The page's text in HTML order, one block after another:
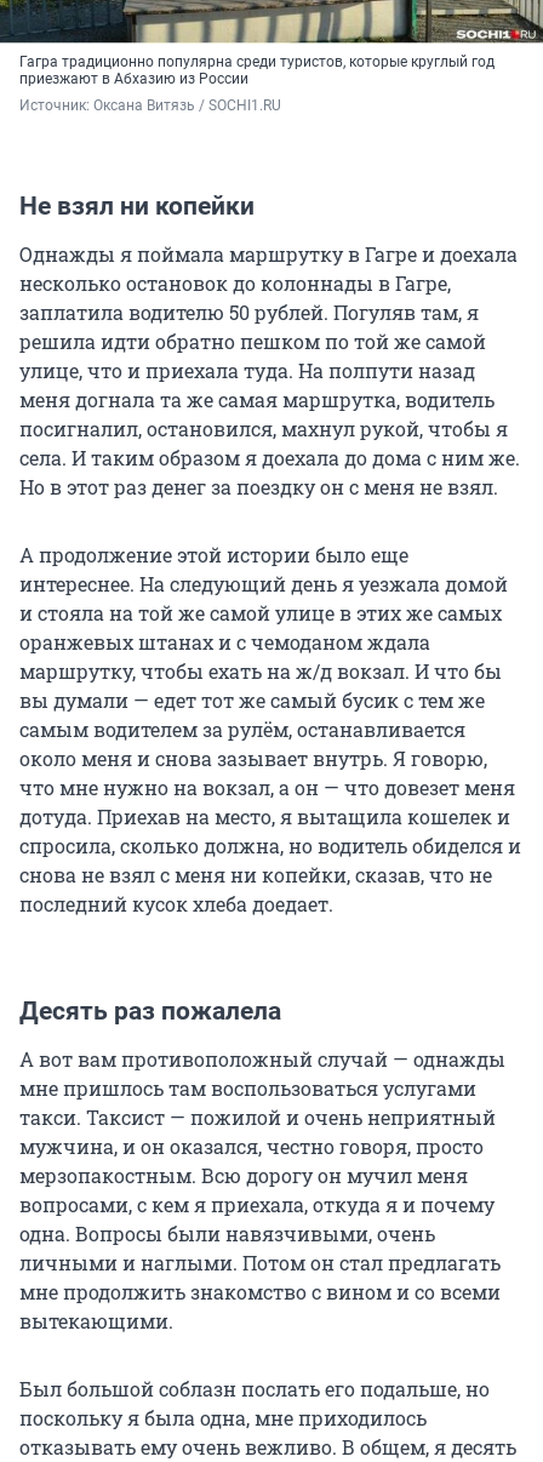
Гагра традиционно популярна среди туристов, которые круглый год
приезжают в Абхазию из России
Источник: Оксана Витязь / SOCHI1.RU
Не взял ни копейки
Однажды я поймала маршрутку в Гагре и доехала
несколько остановок до колоннады в Гагре,
заплатила водителю 50 рублей. Погуляв там, я
решила идти обратно пешком по той же самой
улице, что и приехала туда. На полпути назад
меня догнала та же самая маршрутка, водитель
посигналил, остановился, махнул рукой, чтобы я
села. И таким образом я доехала до дома с ним же.
Но в этот раз денег за поездку он с меня не взял.
А продолжение этой истории было еще
интереснее. На следующий день я уезжала домой
и стояла на той же самой улице в этих же самых
оранжевых штанах и с чемоданом ждала
маршрутку, чтобы ехать на ж/д вокзал. И что бы
вы думали — едет тот же самый бусик с тем же
самым водителем за рулём, останавливается
около меня и снова зазывает внутрь. Я говорю,
что мне нужно на вокзал, а он — что довезет меня
дотуда. Приехав на место, я вытащила кошелек и
спросила, сколько должна, но водитель обиделся и
снова не взял с меня ни копейки, сказав, что не
последний кусок хлеба доедает.
Десять раз пожалела
А вот вам противоположный случай — однажды
мне пришлось там воспользоваться услугами
такси. Таксист — пожилой и очень неприятный
мужчина, и он оказался, честно говоря, просто
мерзопакостным. Всю дорогу он мучил меня
вопросами, с кем я приехала, откуда я и почему
одна. Вопросы были навязчивыми, очень
личными и наглыми. Потом он стал предлагать
мне продолжить знакомство с вином и со всеми
вытекающими.
Был большой соблазн послать его подальше, но
поскольку я была одна, мне приходилось
отказывать ему очень вежливо. В общем, я десять